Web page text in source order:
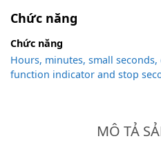
MÔ TẢ
Chức năng
Chức năng
Hours, minutes, small
function indicator and stop